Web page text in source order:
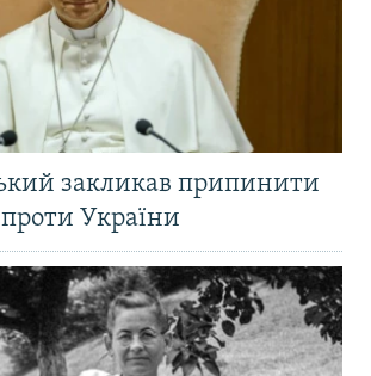
закликав припинити
проти України